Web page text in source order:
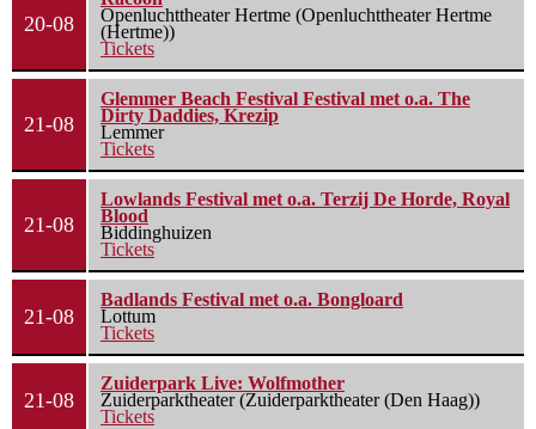
20-08
Openluchttheater Hertme (Openluchttheater Hertme
(Hertme))
Tickets
21-08
Glemmer Beach Festival Festival met o.a. The
Dirty Daddies, Krezip
Lemmer
Tickets
21-08
Lowlands Festival met o.a. Terzij De Horde, Royal
Blood
Biddinghuizen
Tickets
21-08
Badlands Festival met o.a. Bongloard
Lottum
Tickets
21-08
Zuiderpark Live: Wolfmother
Zuiderparktheater (Zuiderparktheater (Den Haag))
Tickets